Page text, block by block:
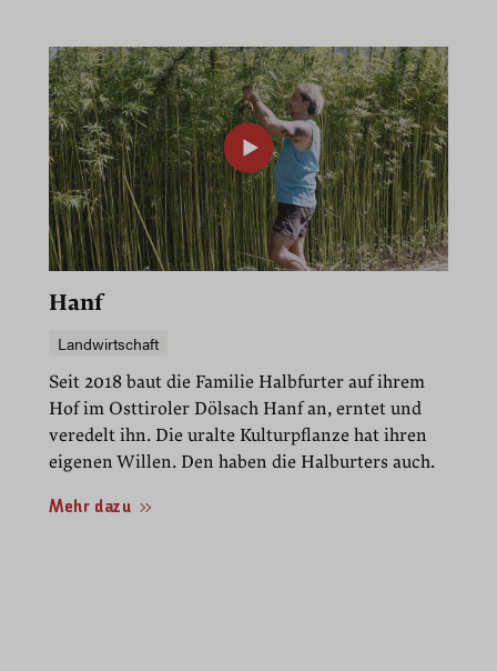
Play
00:25
Mute PIPEnter
Hanf
Landwirtschaft
Seit 2018 baut die Familie Halbfurter auf ihrem
Hof im Osttiroler Dölsach Hanf an, erntet und
veredelt ihn. Die uralte Kulturpflanze hat ihren
eigenen Willen. Den haben die Halburters auch.
Mehr dazu